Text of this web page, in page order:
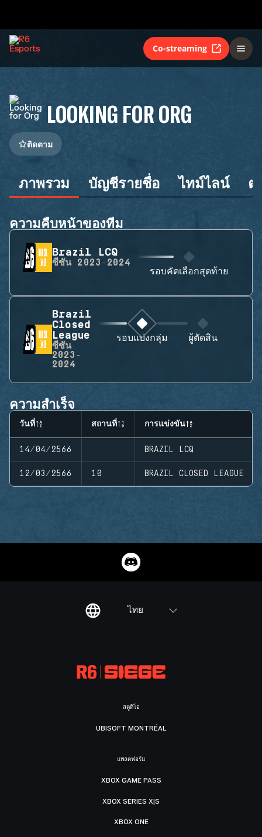
Co-streaming
LOOKING FOR ORG
ติดตาม
ภาพรวม บัญชีรายชื่อ ไทม์ไลน์ ต
ความคืบหน้าของทีม
Brazil LCQ
ซีซัน 2023-2024
รอบคัดเลือกสุดท้าย
Brazil
Closed
League
ซีซัน
2023-
2024
รอบแบ่งกลุ่ม ผู้ตัดสิน
ความสำเร็จ
วันที่ สถานที่ การแข่งขัน
14/04/2566 BRAZIL LCQ
12/03/2566 10 BRAZIL CLOSED LEAGUE
ไทย
สตูดิโอ
UBISOFT MONTRÉAL
แพลตฟอร์ม
XBOX GAME PASS
XBOX SERIES X|S
XBOX ONE